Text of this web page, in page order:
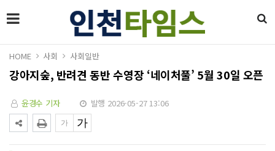
HOME 사회 사회일반
강아지숲, 반려견 동반 수영장 ‘네이처풀’ 5월 30일 오픈
윤경수 기자 발행 2026-05-27 13:06